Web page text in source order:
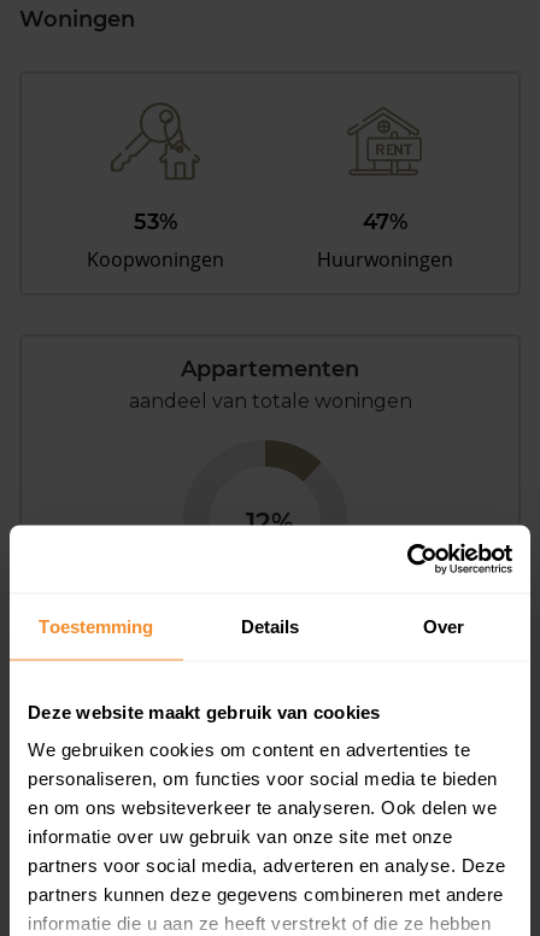
Toestemming Details Over
Deze website maakt gebruik van cookies
We gebruiken cookies om content en advertenties te
personaliseren, om functies voor social media te bieden
en om ons websiteverkeer te analyseren. Ook delen we
informatie over uw gebruik van onze site met onze
partners voor social media, adverteren en analyse. Deze
partners kunnen deze gegevens combineren met andere
informatie die u aan ze heeft verstrekt of die ze hebben
Woningen
53%
Koopwoningen
47%
Huurwoningen
Appartementen
aandeel van totale woningen
12%
Bouwjaar
T/m 1945
59%